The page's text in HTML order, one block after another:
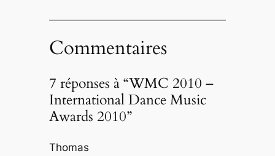
Commentaires
7 réponses à “WMC 2010 –
International Dance Music
Awards 2010”
Thomas